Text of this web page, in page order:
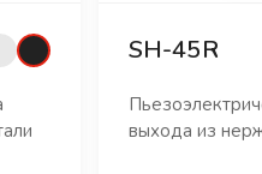
SH-45R
выхода из